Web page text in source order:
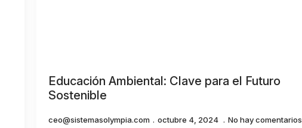
Educación Ambiental: Clave para el Futuro
Sostenible
ceo@sistemasolympia.com octubre 4, 2024 No hay comentarios